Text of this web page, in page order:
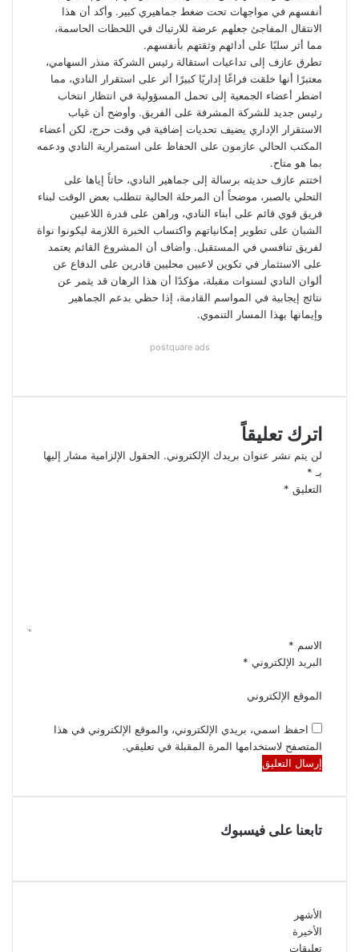
أنفسهم في مواجهات تحت ضغط جماهيري كبير. وأكد أن هذا
الانتقال المفاجئ جعلهم عرضة للارتباك في اللحظات الحاسمة،
مما أثر سلبًا على أدائهم وثقتهم بأنفسهم.
تطرق عازف إلى تداعيات استقالة رئيس الشركة منذر السهامي،
معتبرًا أنها خلقت فراغًا إداريًا كبيرًا أثر على استقرار النادي، مما
اضطر أعضاء الجمعية إلى تحمل المسؤولية في انتظار انتخاب
رئيس جديد للشركة المشرفة على الفريق. وأوضح أن غياب
الاستقرار الإداري يضيف تحديات إضافية في وقت حرج، لكن أعضاء
المكتب الحالي عازمون على الحفاظ على استمرارية النادي ودعمه
بما هو متاح.
اختتم عازف حديثه برسالة إلى جماهير النادي، حاثاً إياها على
التحلي بالصبر، موضحاً أن المرحلة الحالية تتطلب بعض الوقت لبناء
فريق قوي قائم على أبناء النادي، وراهن على قدرة اللاعبين
الشبان على تطوير إمكانياتهم واكتساب الخبرة اللازمة ليكونوا نواة
لفريق تنافسي في المستقبل. وأضاف أن المشروع القائم يعتمد
على الاستثمار في تكوين لاعبين محليين قادرين على الدفاع عن
ألوان النادي لسنوات مقبلة، مؤكدًا أن هذا الرهان قد يثمر عن
نتائج إيجابية في المواسم القادمة، إذا حظي بدعم الجماهير
وإيمانها بهذا المسار التنموي.
postquare ads
اترك تعليقاً
لن يتم نشر عنوان بريدك الإلكتروني. الحقول الإلزامية مشار إليها
بـ *
التعليق *
الاسم *
البريد الإلكتروني *
الموقع الإلكتروني
احفظ اسمي، بريدي الإلكتروني، والموقع الإلكتروني في هذا
المتصفح لاستخدامها المرة المقبلة في تعليقي.
تابعنا على فيسبوك
الأشهر
الأخيرة
تعليقات